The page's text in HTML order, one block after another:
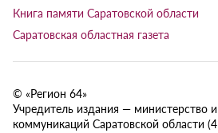
Книга памяти Саратовской области
Саратовская областная газета
© «Регион 64»
Учредитель издания — министерство
коммуникаций Саратовской области